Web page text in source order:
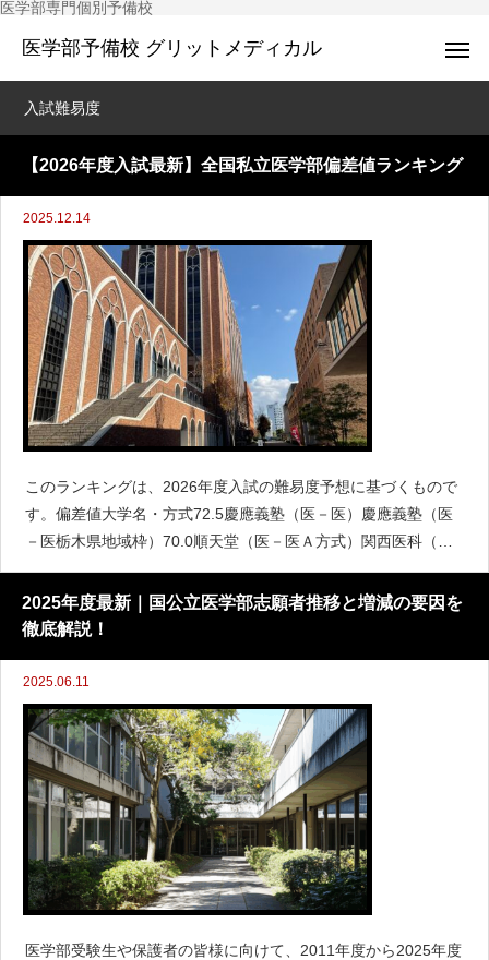
医学部専門個別予備校
医学部予備校 グリットメディカル
入試難易度
【2026年度入試最新】全国私立医学部偏差値ランキング
2025.12.14
このランキングは、2026年度入試の難易度予想に基づくもので
す。偏差値大学名・方式72.5慶應義塾（医－医）慶應義塾（医
－医栃木県地域枠）70.0順天堂（医－医Ａ方式）関西医科（医
－医）東京慈恵会医科（医－医）日本医科（医－医）67.5東北
医科薬科（医－医Ａ方式東北）東北医科薬科（医－医Ｂ
2025年度最新｜国公立医学部志願者推移と増減の要因を
徹底解説！
2025.06.11
医学部受験生や保護者の皆様に向けて、2011年度から2025年度